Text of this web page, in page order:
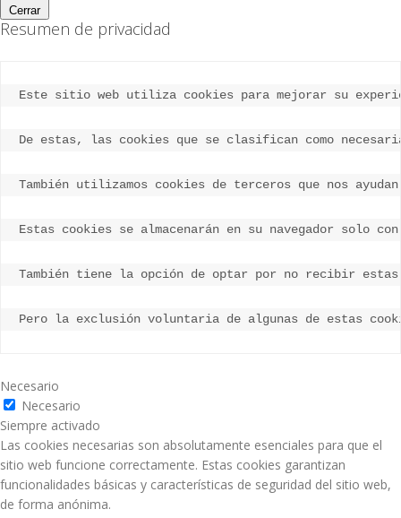
Cerrar
Resumen de privacidad
Este sitio web utiliza cookies para mejorar su
De estas, las cookies que se clasifican como
También utilizamos cookies de terceros que nos
Estas cookies se almacenarán en su navegador solo
También tiene la opción de optar por no recibir
Pero la exclusión voluntaria de algunas de estas
Necesario
Necesario
Siempre activado
Las cookies necesarias son absolutamente esenciales para que el
sitio web funcione correctamente. Estas cookies garantizan
funcionalidades básicas y características de seguridad del sitio web,
de forma anónima.